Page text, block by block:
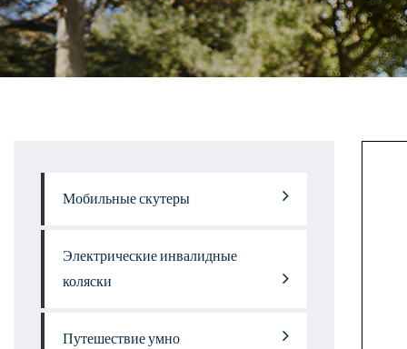
Мобильные скутеры
Электрические инвалидные
коляски
Путешествие умно